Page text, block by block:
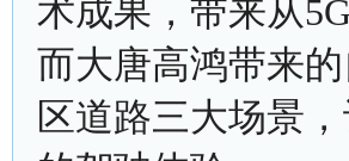
术成果，带来从
而大唐高鸿带来
区道路三大场景